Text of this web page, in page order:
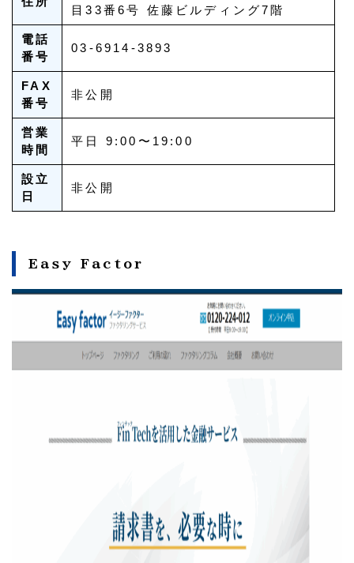
目33番6号 佐藤ビルディング7階
電話
番号
03-6914-3893
FAX
番号
非公開
営業
時間
平日 9:00〜19:00
設立
日
非公開
Easy Factor